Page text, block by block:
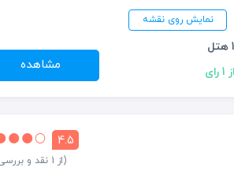
نمایش روی نقشه
مشاهده
4.5
(از 1 نقد و بررسی)